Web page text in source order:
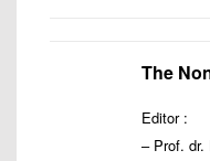
The
Editor :
– Prof. dr.